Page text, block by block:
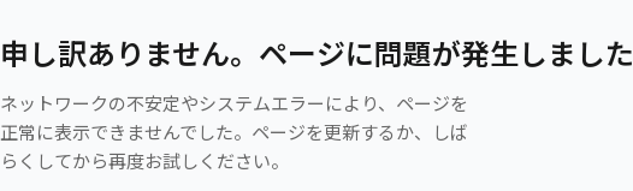
申し訳ありません。ページに問題が発生しました
ネットワークの不安定やシステムエラーにより、ページを
正常に表示できませんでした。ページを更新するか、しば
らくしてから再度お試しください。